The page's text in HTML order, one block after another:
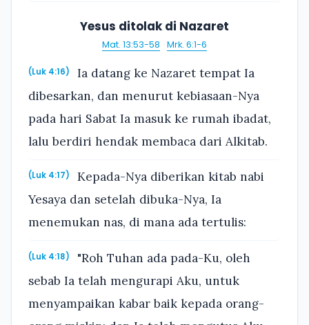
Yesus ditolak di Nazaret
Mat. 13:53-58 · Mrk. 6:1-6
(Luk 4:16)
Ia datang ke Nazaret tempat Ia
dibesarkan, dan menurut kebiasaan-Nya
pada hari Sabat Ia masuk ke rumah ibadat,
lalu berdiri hendak membaca dari Alkitab.
(Luk 4:17)
Kepada-Nya diberikan kitab nabi
Yesaya dan setelah dibuka-Nya, Ia
menemukan nas, di mana ada tertulis:
(Luk 4:18)
"Roh Tuhan ada pada-Ku, oleh
sebab Ia telah mengurapi Aku, untuk
menyampaikan kabar baik kepada orang-